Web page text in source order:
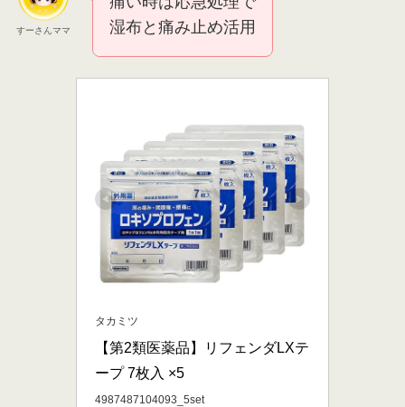
すーさんママ
湿布と痛み止め活用
タカミツ
【第2類医薬品】リフェンダLXテ
ープ 7枚入 ×5
4987487104093_5set